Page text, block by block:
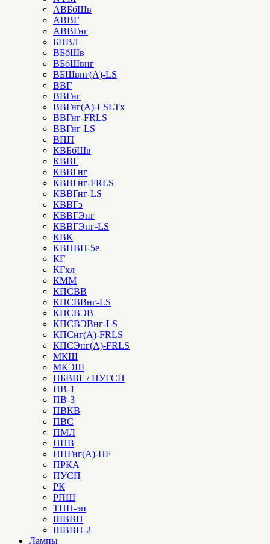
АВБбШв
АВВГ
АВВГнг
БПВЛ
ВБбШв
ВБбШвнг
ВБШвнг(А)-LS
ВВГ
ВВГнг
ВВГнг(А)-LSLTx
ВВГнг-FRLS
ВВГнг-LS
ВПП
КВБбШв
КВВГ
КВВГнг
КВВГнг-FRLS
КВВГнг-LS
КВВГэ
КВВГЭнг
КВВГЭнг-LS
КВК
КВПВП-5е
КГ
КГхл
КММ
КПСВВ
КПСВВнг-LS
КПСВЭВ
КПСВЭВнг-LS
КПСнг(А)-FRLS
КПСЭнг(А)-FRLS
МКШ
МКЭШ
ПБВВГ / ПУГСП
ПВ-1
ПВ-3
ПВКВ
ПВС
ПМЛ
ППВ
ППГнг(А)-HF
ПРКА
ПУСП
РК
РПШ
ТПП-эп
ШВВП
ШВВП-2
Лампы